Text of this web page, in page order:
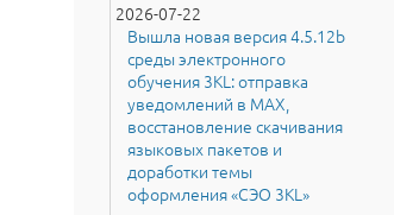
2026-07-22
Вышла новая версия 4.5.12b
среды электронного
обучения 3KL: отправка
уведомлений в MAX,
восстановление скачивания
языковых пакетов и
доработки темы
оформления «СЭО 3KL»